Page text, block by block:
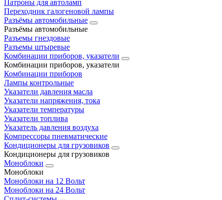
Патроны для автоламп
Переходник галогеновой лампы
Разъёмы автомобильные
Разъёмы автомобильные
Разъемы гнездовые
Разъемы штыревые
Комбинации приборов, указатели
Комбинации приборов, указатели
Комбинации приборов
Лампы контрольные
Указатели давления масла
Указатели напряжения, тока
Указатели температуры
Указатели топлива
Указатель давления воздуха
Компрессоры пневматические
Кондиционеры для грузовиков
Кондиционеры для грузовиков
Моноблоки
Моноблоки
Моноблоки на 12 Вольт
Моноблоки на 24 Вольт